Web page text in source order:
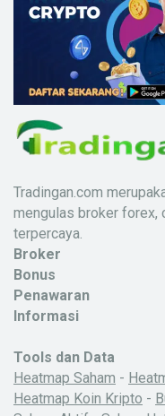
Tradingan.com
mengulas broker forex,
terpercaya.
Broker
Bonus
Penawaran
Informasi
Tools dan Data
Heatmap Saham -
Heatmap Koin Kripto -